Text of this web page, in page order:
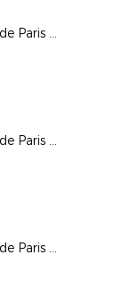
La finale de la Coupe de Paris Crédit Mutuel IDF Seniors
La finale de la Coupe de Paris Crédit Mutuel IDF U19
La finale de la Coupe de Paris Crédit Mutuel IDF U17